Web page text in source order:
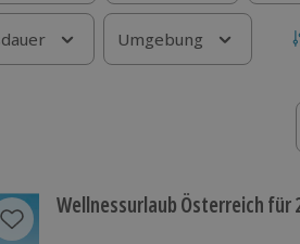
Umgebung
Wellnessurlaub Österreich für